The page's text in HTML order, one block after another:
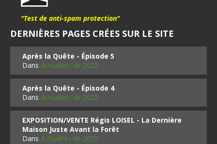
"Test de anti-spam protection"
DERNIÈRES PAGES CRÉES SUR LE SITE
Après la Quête - Épisode 5
DansActualités de 2025
Après la Quête - Épisode 4
DansActualités de 2025
EXPOSITION/VENTE Régis LOISEL - La Dernière
Maison Juste Avant la Forêt
DansActualités de 2025